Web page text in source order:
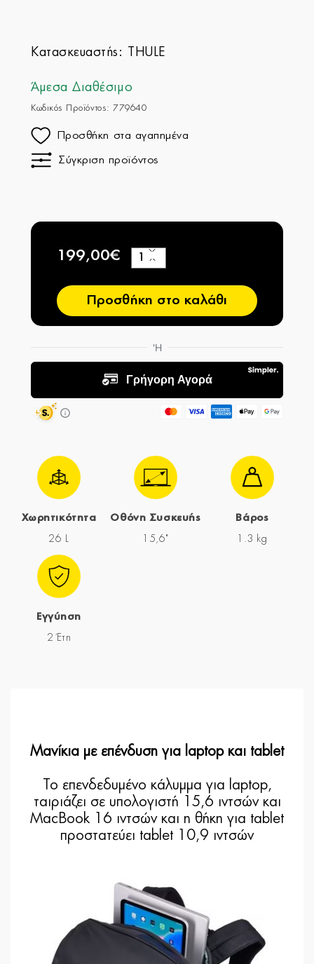
Κατασκευαστής: THULE
Άμεσα Διαθέσιμο
Κωδικός Προϊόντος: 779640
Προσθήκη στα αγαπημένα
Σύγκριση προϊόντος
199,00€
−
+
Προσθήκη στο καλάθι
Χωρητικότητα
26 L
Οθόνη Συσκευής
15,6"
Βάρος
1.3 kg
Εγγύηση
2 Έτη
Μανίκια με επένδυση για laptop και tablet
Το επενδεδυμένο κάλυμμα για laptop,
ταιριάζει σε υπολογιστή 15,6 ιντσών και
MacBook 16 ιντσών και η θήκη για tablet
προστατεύει tablet 10,9 ιντσών